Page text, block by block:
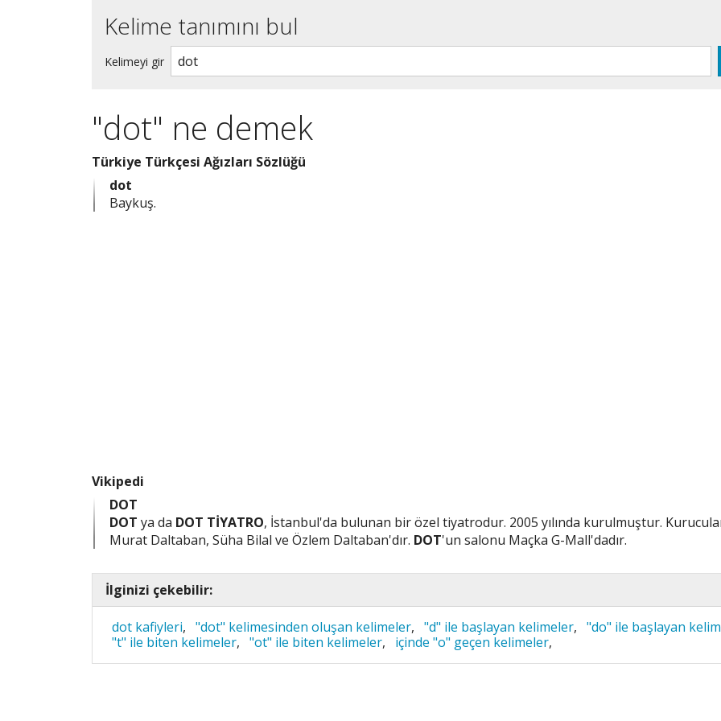
Kelime tanımını bul
Kelimeyi gir
"dot" ne demek
Türkiye Türkçesi Ağızları Sözlüğü
dot
Baykuş.
Vikipedi
DOT
DOT ya da DOT TİYATRO, İstanbul'da bulunan bir özel tiyatrodur. 2005 yılında kurulmuştur.
Murat Daltaban, Süha Bilal ve Özlem Daltaban'dır. DOT'un salonu Maçka G-Mall'dadır.
İlginizi çekebilir:
dot kafiyleri, "dot" kelimesinden oluşan kelimeler, "d" ile başlayan kelimeler, "do" ile başlayan
"t" ile biten kelimeler, "ot" ile biten kelimeler, içinde "o" geçen kelimeler,